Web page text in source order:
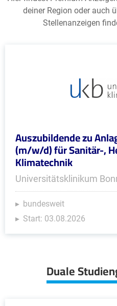
deiner Region oder auch
Stellenanzeigen
Auszubildende zu
(m/w/d) für Sanitär-,
Klimatechnik
Universitätsklinikum
bundesweit
Start: 03.08.2026
Duale